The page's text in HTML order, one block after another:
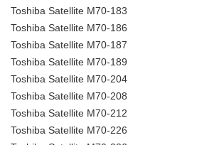
Toshiba Satellite M70-183
Toshiba Satellite M70-186
Toshiba Satellite M70-187
Toshiba Satellite M70-189
Toshiba Satellite M70-204
Toshiba Satellite M70-208
Toshiba Satellite M70-212
Toshiba Satellite M70-226